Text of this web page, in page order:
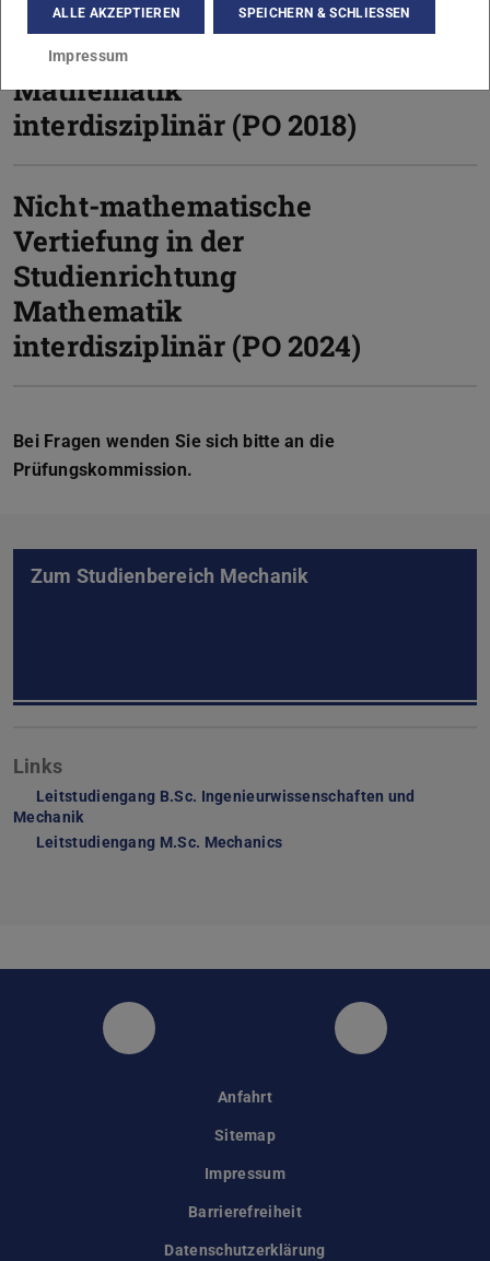
Nicht-mathematische
Vertiefung im Studiengang
Mathematik
interdisziplinär (PO 2018)
Nicht-mathematische
Vertiefung in der
Studienrichtung
Mathematik
interdisziplinär (PO 2024)
Bei Fragen wenden Sie sich bitte an die
Prüfungskommission.
Zum Studienbereich Mechanik
Links
Leitstudiengang B.Sc. Ingenieurwissenschaften und
Mechanik
Leitstudiengang M.Sc. Mechanics
Instagram Facebook
Anfahrt
Sitemap
Impressum
Barrierefreiheit
Datenschutzerklärung
ALLE AKZEPTIEREN SPEICHERN & SCHLIESSEN
Impressum